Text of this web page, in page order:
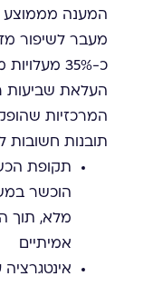
מעבר לשיפור
כ-35%
המרכזיות
תובנות חשובות
תקופת
הוכשר
מלא, תוך
אמיתיים